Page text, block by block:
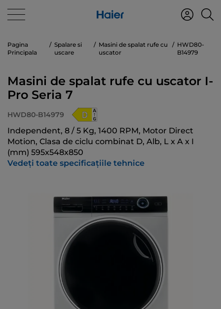
Pagina
Principala
Spalare si
uscare
Masini de spalat rufe cu
uscator
HWD80-
B14979
Masini de spalat rufe cu uscator I-
Pro Seria 7
HWD80-B14979
Independent, 8 / 5 Kg, 1400 RPM, Motor Direct
Motion, Clasa de ciclu combinat D, Alb, L x A x I
(mm) 595x548x850
Vedeți toate specificațiile tehnice